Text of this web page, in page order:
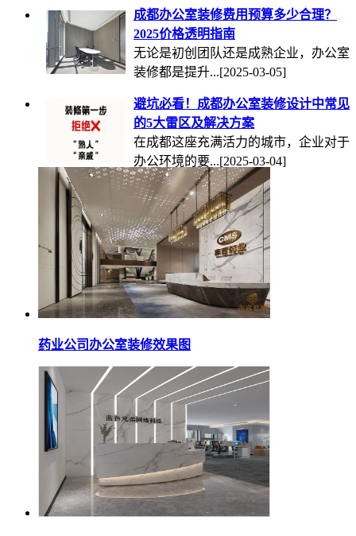
成都办公室装修费用预算多少合理？
2025价格透明指南
无论是初创团队还是成熟企业，办公室
装修都是提升...[2025-03-05]
避坑必看！成都办公室装修设计中常见
的5大雷区及解决方案
在成都这座充满活力的城市，企业对于
办公环境的要...[2025-03-04]
药业公司办公室装修效果图